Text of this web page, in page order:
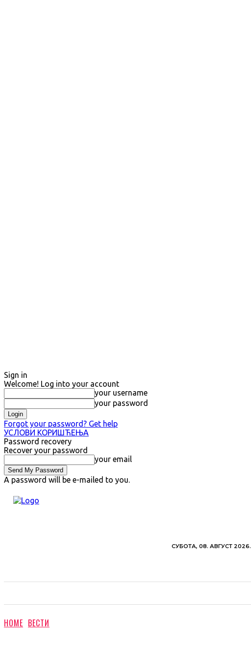
Sign in
Welcome! Log into your account
your username
your password
Forgot your password? Get help
УСЛОВИ КОРИШЋЕЊА
Password recovery
Recover your password
your email
A password will be e-mailed to you.
СУБОТА, 08. АВГУСТ 2026.
HOME ВЕСТИ